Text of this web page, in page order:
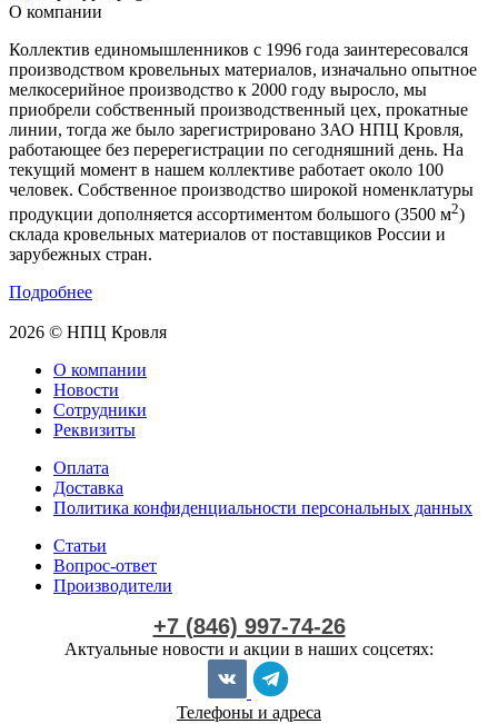
О компании
Коллектив единомышленников с 1996 года заинтересовался
производством кровельных материалов, изначально опытное
мелкосерийное производство к 2000 году выросло, мы
приобрели собственный производственный цех, прокатные
линии, тогда же было зарегистрировано ЗАО НПЦ Кровля,
работающее без перерегистрации по сегодняшний день. На
текущий момент в нашем коллективе работает около 100
человек. Собственное производство широкой номенклатуры
продукции дополняется ассортиментом большого (3500 м2)
склада кровельных материалов от поставщиков России и
зарубежных стран.
Подробнее
2026 © НПЦ Кровля
О компании
Новости
Сотрудники
Реквизиты
Оплата
Доставка
Политика конфиденциальности персональных данных
Статьи
Вопрос-ответ
Производители
+7 (846) 997-74-26
Актуальные новости и акции в наших соцсетях:
Телефоны и адреса